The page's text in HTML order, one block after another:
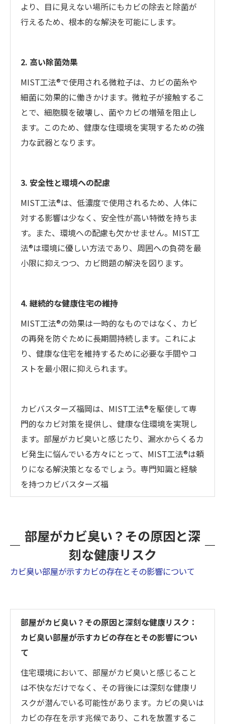
より、目に見えない場所にもカビの除去と除菌が
行えるため、根本的な解決を可能にします。
2. 高い除菌効果
MIST工法®で使用される微粒子は、カビの菌糸や
細菌に効果的に働きかけます。微粒子が接触するこ
とで、細胞膜を破壊し、菌やカビの増殖を阻止し
ます。このため、健康な住環境を実現するための強
力な武器となります。
3. 安全性と環境への配慮
MIST工法®は、低濃度で使用されるため、人体に
対する影響は少なく、安全性が高い特徴を持ちま
す。また、環境への配慮も欠かせません。MIST工
法®は環境に優しい方法であり、周囲への負荷を最
小限に抑えつつ、カビ問題の解決を図ります。
4. 継続的な健康住宅の維持
MIST工法®の効果は一時的なものではなく、カビ
の再発を防ぐために長期間持続します。これによ
り、健康な住宅を維持するために必要な手間やコ
ストを最小限に抑えられます。
カビバスターズ福岡は、MIST工法®を駆使して専
門的なカビ対策を提供し、健康な住環境を実現し
ます。部屋がカビ臭いと感じたり、漏水からくるカ
ビ発生に悩んでいる方々にとって、MIST工法®は頼
りになる解決策となるでしょう。専門知識と経験
を持つカビバスターズ福
部屋がカビ臭い？その原因と深
刻な健康リスク
カビ臭い部屋が示すカビの存在とその影響について
部屋がカビ臭い？その原因と深刻な健康リスク：
カビ臭い部屋が示すカビの存在とその影響につい
て
住宅環境において、部屋がカビ臭いと感じること
は不快なだけでなく、その背後には深刻な健康リ
スクが潜んでいる可能性があります。カビの臭いは
カビの存在を示す兆候であり、これを放置するこ